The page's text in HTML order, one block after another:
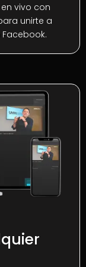
vivo con
unirte a